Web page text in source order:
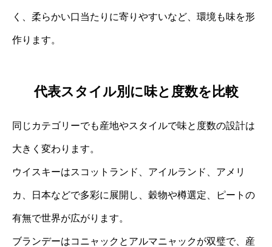
く、柔らかい口当たりに寄りやすいなど、環境も味を形
作ります。
代表スタイル別に味と度数を比較
同じカテゴリーでも産地やスタイルで味と度数の設計は
大きく変わります。
ウイスキーはスコットランド、アイルランド、アメリ
カ、日本などで多彩に展開し、穀物や樽選定、ピートの
有無で世界が広がります。
ブランデーはコニャックとアルマニャックが双璧で、産